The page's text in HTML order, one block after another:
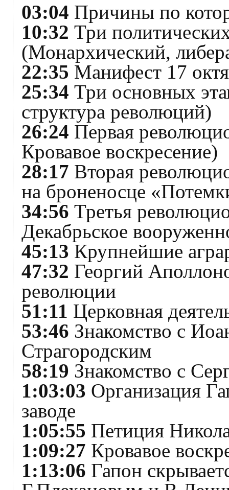
03:04 Причины по
10:32 Три
(Монархический,
22:35 Манифест 17
25:34 Три основных
структура революций)
26:24 Первая
Кровавое воскресение)
28:17 Вторая
на броненосце
34:56 Третья
Декабрьское
45:13 Крупнейшие
47:32 Георгий
революции
51:11 Церковная
53:46 Знакомство с
Страгородским
58:19 Знакомство с
1:03:03 Организация
заводе
1:05:55 Петиция
1:09:27 Кровавое
1:13:06 Гапон